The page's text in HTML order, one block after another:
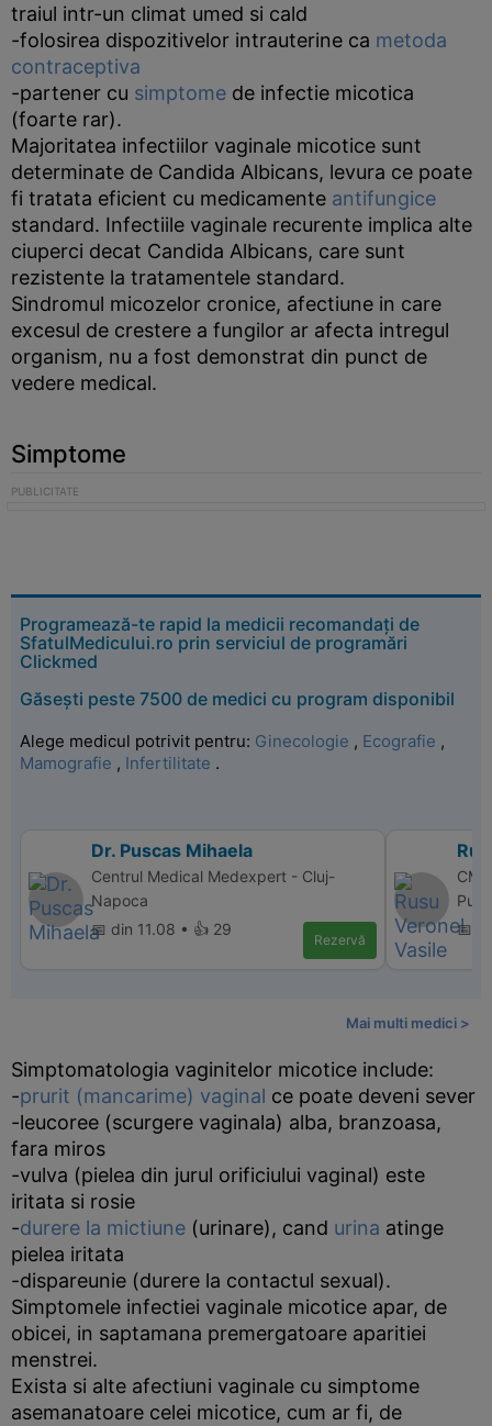
traiul intr-un climat umed si cald
-folosirea dispozitivelor intrauterine ca metoda
contraceptiva
-partener cu simptome de infectie micotica
(foarte rar).
Majoritatea infectiilor vaginale micotice sunt
determinate de Candida Albicans, levura ce poate
fi tratata eficient cu medicamente antifungice
standard. Infectiile vaginale recurente implica alte
ciuperci decat Candida Albicans, care sunt
rezistente la tratamentele standard.
Sindromul micozelor cronice, afectiune in care
excesul de crestere a fungilor ar afecta intregul
organism, nu a fost demonstrat din punct de
vedere medical.
Simptome
Programează-te rapid la medicii recomandați de
SfatulMedicului.ro prin serviciul de programări
Clickmed
Găsești peste 7500 de medici cu program disponibil
Alege medicul potrivit pentru: Ginecologie , Ecografie ,
Mamografie , Infertilitate .
Dr. Puscas Mihaela
Centrul Medical Medexpert - Cluj-
Napoca
📅 din 11.08 • 👍 29
Rezervă
CM
📅
Mai multi medici >
Simptomatologia vaginitelor micotice include:
-prurit (mancarime) vaginal ce poate deveni sever
-leucoree (scurgere vaginala) alba, branzoasa,
fara miros
-vulva (pielea din jurul orificiului vaginal) este
iritata si rosie
-durere la mictiune (urinare), cand urina atinge
pielea iritata
-dispareunie (durere la contactul sexual).
Simptomele infectiei vaginale micotice apar, de
obicei, in saptamana premergatoare aparitiei
menstrei.
Exista si alte afectiuni vaginale cu simptome
asemanatoare celei micotice, cum ar fi, de